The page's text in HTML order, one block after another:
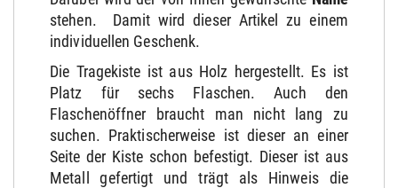
stehen. Damit wird dieser Artikel zu einem
individuellen Geschenk.
Die Tragekiste ist aus Holz hergestellt. Es ist
Platz für sechs Flaschen. Auch den
Flaschenöffner braucht man nicht lang zu
suchen. Praktischerweise ist dieser an einer
Seite der Kiste schon befestigt. Dieser ist aus
Metall gefertigt und trägt als Hinweis die